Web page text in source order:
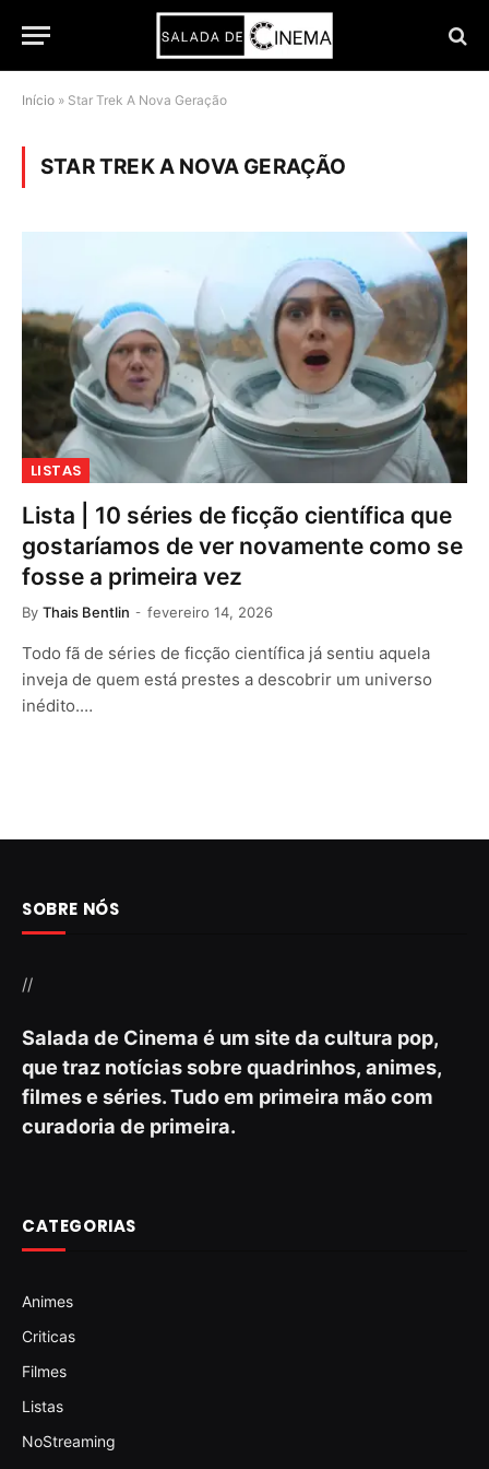
Início » Star Trek A Nova Geração
STAR TREK A NOVA GERAÇÃO
LISTAS
Lista | 10 séries de ficção científica que
gostaríamos de ver novamente como se
fosse a primeira vez
By Thais Bentlin fevereiro 14, 2026
Todo fã de séries de ficção científica já sentiu aquela
inveja de quem está prestes a descobrir um universo
inédito.…
SOBRE NÓS
//
Salada de Cinema é um site da cultura pop,
que traz notícias sobre quadrinhos, animes,
filmes e séries. Tudo em primeira mão com
curadoria de primeira.
CATEGORIAS
Animes
Criticas
Filmes
Listas
NoStreaming